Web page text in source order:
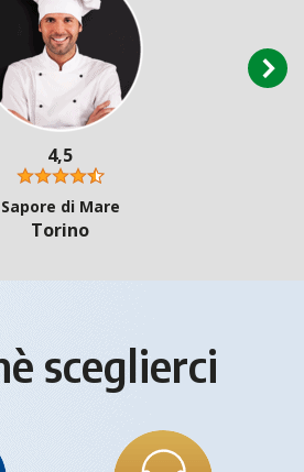
4,5
Sapore di Mare
Torino
sceglierci